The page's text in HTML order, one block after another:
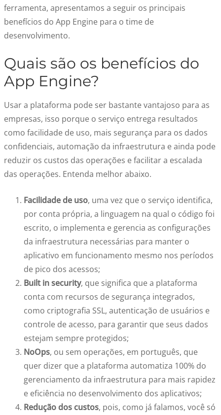
ferramenta, apresentamos a seguir os principais
benefícios do App Engine para o time de
desenvolvimento.
Quais são os benefícios do
App Engine?
Usar a plataforma pode ser bastante vantajoso para as
empresas, isso porque o serviço entrega resultados
como facilidade de uso, mais segurança para os dados
confidenciais, automação da infraestrutura e ainda pode
reduzir os custos das operações e facilitar a escalada
das operações. Entenda melhor abaixo.
Facilidade de uso, uma vez que o serviço identifica,
por conta própria, a linguagem na qual o código foi
escrito, o implementa e gerencia as configurações
da infraestrutura necessárias para manter o
aplicativo em funcionamento mesmo nos períodos
de pico dos acessos;
Built in security, que significa que a plataforma
conta com recursos de segurança integrados,
como criptografia SSL, autenticação de usuários e
controle de acesso, para garantir que seus dados
estejam sempre protegidos;
NoOps, ou sem operações, em português, que
quer dizer que a plataforma automatiza 100% do
gerenciamento da infraestrutura para mais rapidez
e eficiência no desenvolvimento dos aplicativos;
Redução dos custos, pois, como já falamos, você só